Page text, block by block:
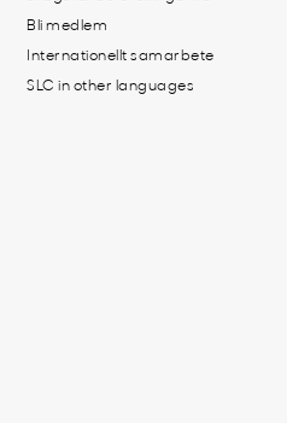
Bli medlem
Internationellt samarbete
SLC in other languages